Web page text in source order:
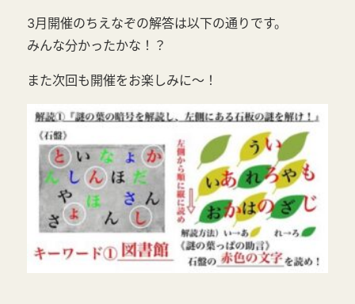
3月開催のちえなぞの解答は以下の通りです。
みんな分かったかな！？
また次回も開催をお楽しみに～！